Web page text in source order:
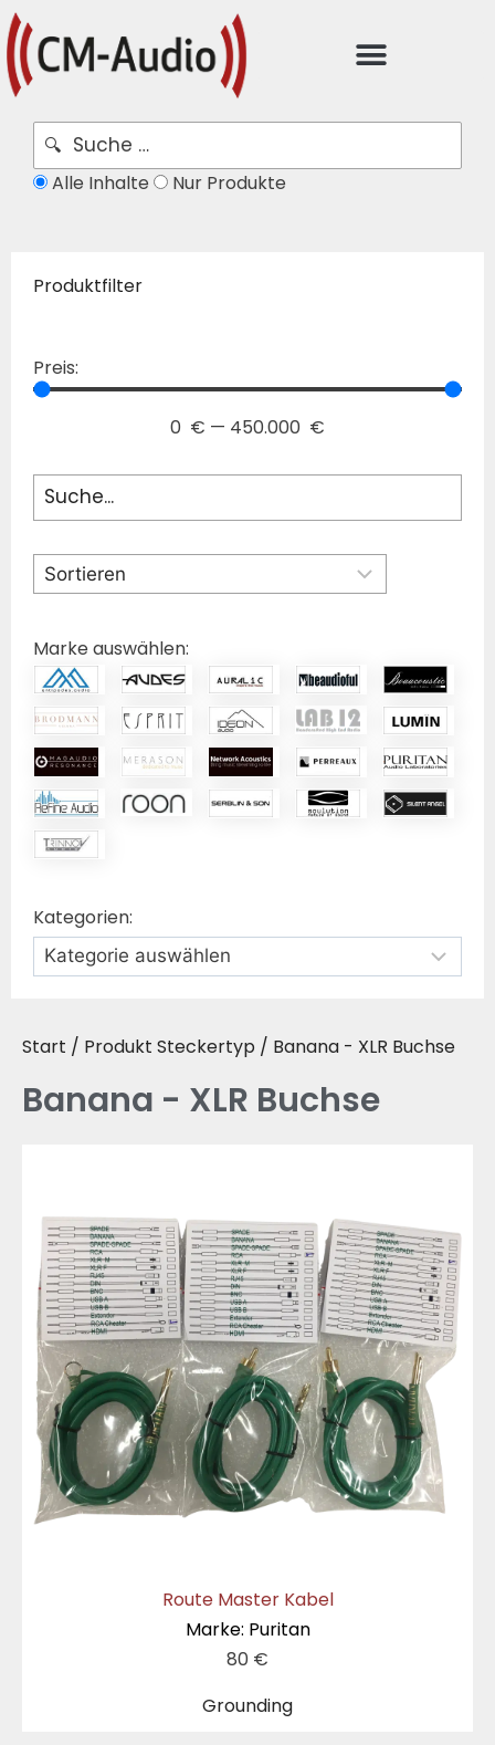
Alle Inhalte Nur Produkte
Produktfilter
Preis:
0 € — 450.000 €
Marke auswählen:
Kategorien:
Start / Produkt Steckertyp / Banana - XLR Buchse
Banana - XLR Buchse
Grounding
Route Master Kabel
Marke: Puritan
80 €